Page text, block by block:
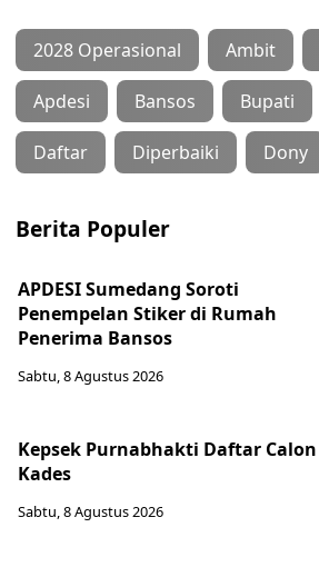
2028 Operasional Ambit
Apdesi Bansos Bupati
Daftar Diperbaiki Dony
Berita Populer
APDESI Sumedang Soroti
Penempelan Stiker di Rumah
Penerima Bansos
Sabtu, 8 Agustus 2026
Kepsek Purnabhakti Daftar Calon
Kades
Sabtu, 8 Agustus 2026